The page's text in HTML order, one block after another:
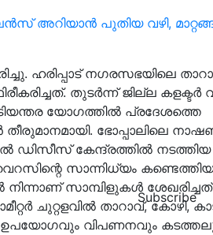
Subscribe
അറിയാൻ പുതിയ വഴി,
ഹരിപ്പാട് നഗരസഭയിലെ
തുടര്‍ന്ന് ജില്ല കളക്ടര്‍
യോഗത്തിൽ പ്രദേശത്തെ
ഭോപ്പാലിലെ
ഡിസീസ് കേന്ദ്രത്തിൽ നടത്തിയ
സാന്നിധ്യം
നിന്നാണ് സാമ്പിളുകള്‍
ചുറ്റളവില്‍ താറാവ്, കോഴി,
ഉപയോഗവും വിപണനവും